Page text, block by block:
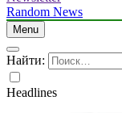
Random News
Menu
Найти:
Headlines